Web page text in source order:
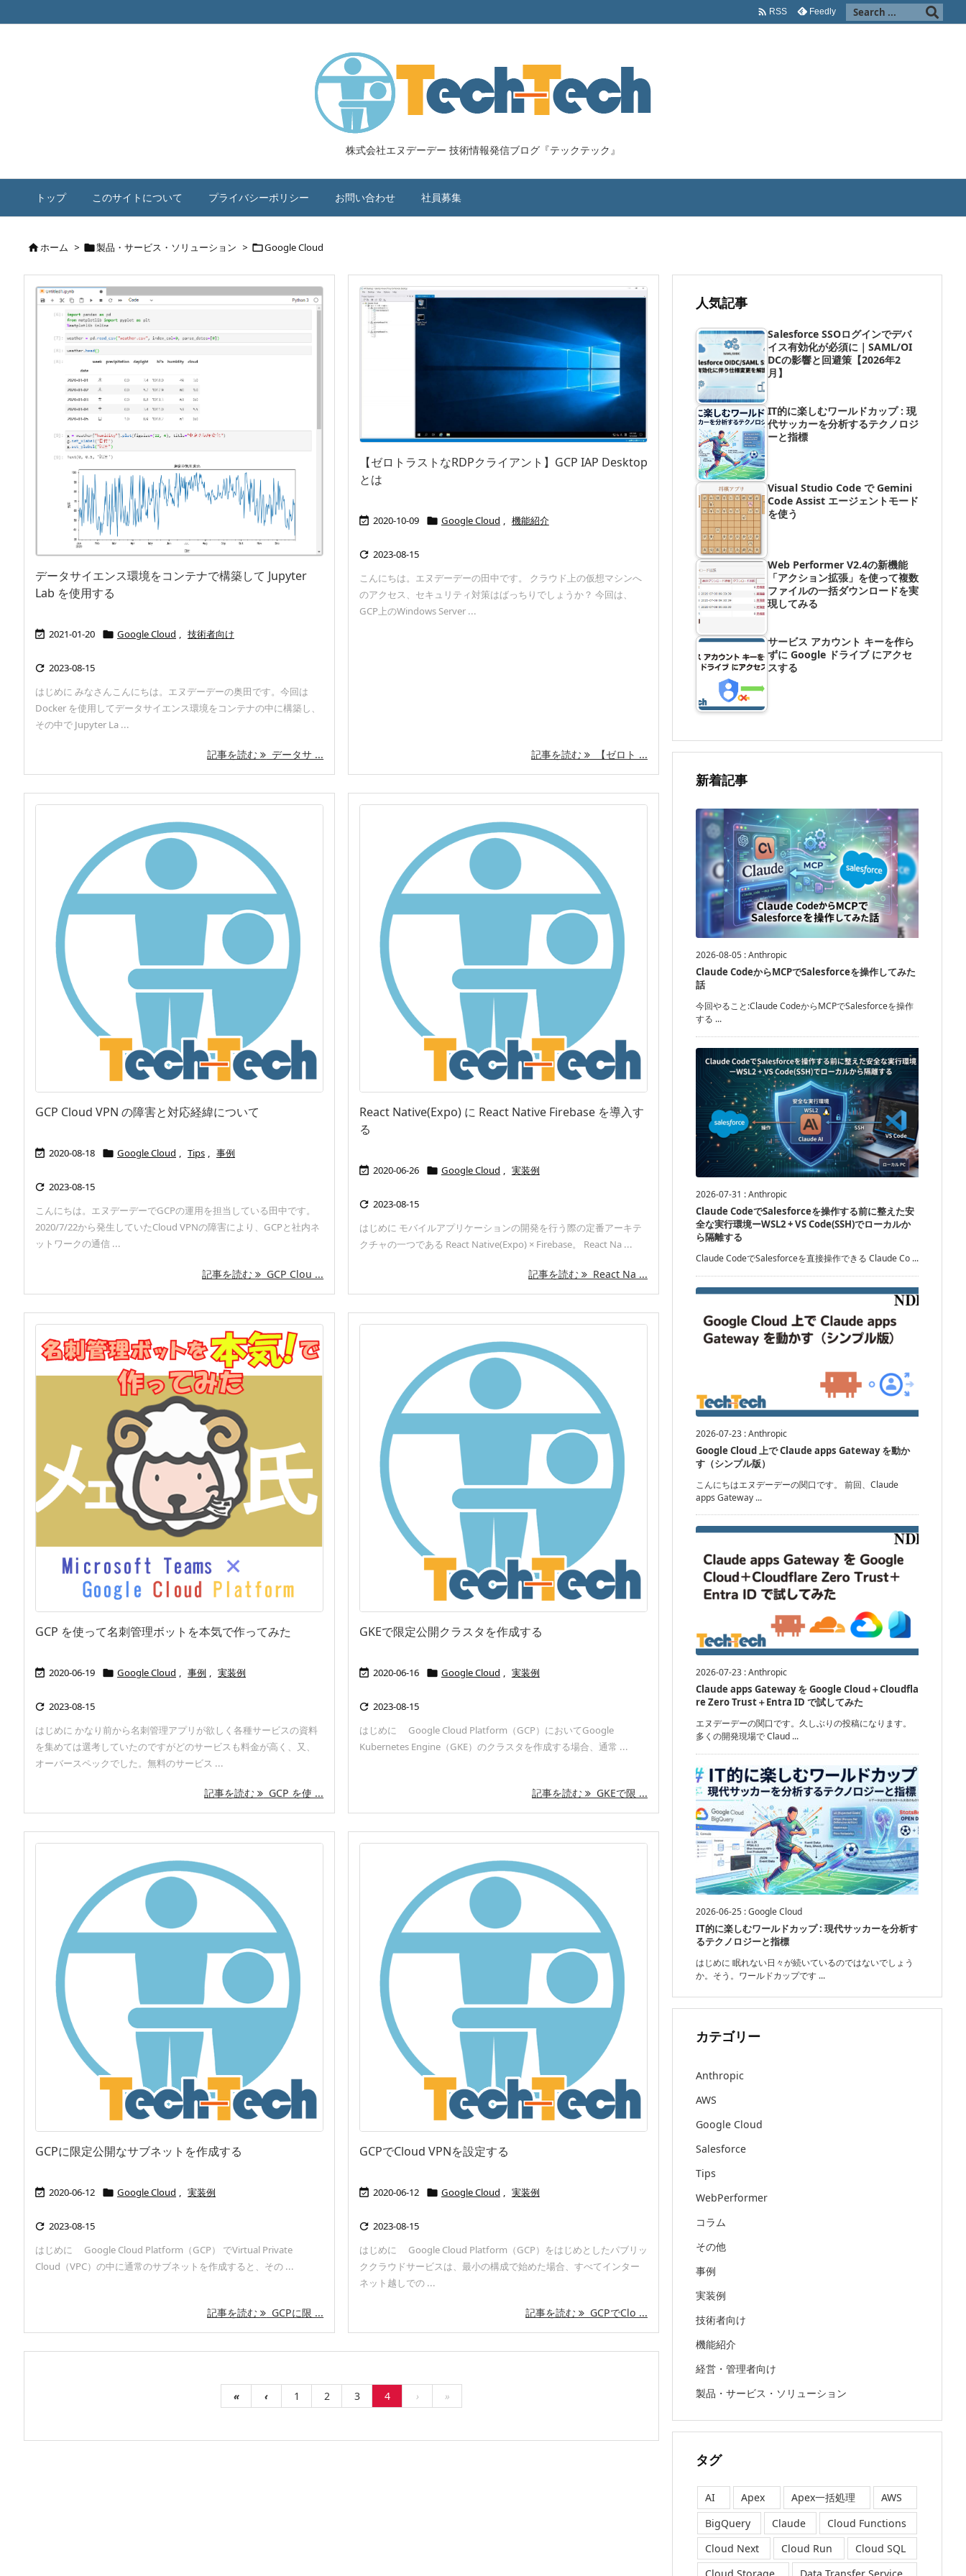
株式会社エヌデーデー 技術情報発信ブログ『テックテック』
トップ このサイトについて プライバシーポリシー お問い合わせ 社員募集
 RSS Feedly
ホーム > 製品・サービス・ソリューション > Google Cloud
データサイエンス環境をコンテナで構築して Jupyter
Lab を使用する
 2021-01-20  Google Cloud , 技術者向け
 2023-08-15
はじめに みなさんこんにちは。エヌデーデーの奥田です。今回は
Docker を使用してデータサイエンス環境をコンテナの中に構築し、
その中で Jupyter La ...
記事を読む データサ ...
【ゼロトラストなRDPクライアント】GCP IAP Desktop
とは
 2020-10-09  Google Cloud , 機能紹介
 2023-08-15
こんにちは。エヌデーデーの田中です。 クラウド上の仮想マシンへ
のアクセス、セキュリティ対策はばっちりでしょうか？ 今回は、
GCP上のWindows Server ...
記事を読む 【ゼロト ...
GCP Cloud VPN の障害と対応経緯について
 2020-08-18  Google Cloud , Tips , 事例
 2023-08-15
こんにちは。エヌデーデーでGCPの運用を担当している田中です。
2020/7/22から発生していたCloud VPNの障害により、GCPと社内ネ
ットワークの通信 ...
記事を読む GCP Clou ...
React Native(Expo) に React Native Firebase を導入す
る
 2020-06-26  Google Cloud , 実装例
 2023-08-15
はじめに モバイルアプリケーションの開発を行う際の定番アーキテ
クチャの一つである React Native(Expo) × Firebase。 React Na ...
記事を読む React Na ...
GCP を使って名刺管理ボットを本気で作ってみた
 2020-06-19  Google Cloud , 事例 , 実装例
 2023-08-15
はじめに かなり前から名刺管理アプリが欲しく各種サービスの資料
を集めては選考していたのですがどのサービスも料金が高く、又、
オーバースペックでした。無料のサービス ...
記事を読む GCP を使 ...
GKEで限定公開クラスタを作成する
 2020-06-16  Google Cloud , 実装例
 2023-08-15
はじめに Google Cloud Platform（GCP）においてGoogle
Kubernetes Engine（GKE）のクラスタを作成する場合、通常 ...
記事を読む GKEで限 ...
GCPに限定公開なサブネットを作成する
 2020-06-12  Google Cloud 実装例
 2023-08-15
はじめに Google Cloud Platform（GCP） でVirtual Private
Cloud（VPC）の中に通常のサブネットを作成すると、その ...
記事を読む GCPに限 ...
GCPでCloud VPNを設定する
 2020-06-12  Google Cloud 実装例
 2023-08-15
はじめに Google Cloud Platform（GCP）をはじめとしたパブリッ
ククラウドサービスは、最小の構成で始めた場合、すべてインター
ネット越しでの ...
記事を読む GCPでClo ...
« ‹ 1 2 3 4 › »
人気記事
Salesforce SSOログインでデバ
イス有効化が必須に｜SAML/OI
DCの影響と回避策【2026年2
月】
IT的に楽しむワールドカップ : 現
代サッカーを分析するテクノロジ
ーと指標
Visual Studio Code で Gemini
Code Assist エージェントモード
を使う
Web Performer V2.4の新機能
「アクション拡張」を使って複数
ファイルの一括ダウンロードを実
現してみる
サービス アカウント キーを作ら
ずに Google ドライブ にアクセ
スする
新着記事
2026-08-05 :Anthropic
Claude CodeからMCPでSalesforceを操作してみた
話
今回やること:Claude CodeからMCPでSalesforceを操作
する ...
2026-07-31 :Anthropic
Claude CodeでSalesforceを操作する前に整えた安
全な実行環境ーWSL2 + VS Code(SSH)でローカルか
ら隔離する
Claude CodeでSalesforceを直接操作できる Claude Co ...
2026-07-23 :Anthropic
Google Cloud 上で Claude apps Gateway を動か
す（シンプル版）
こんにちはエヌデーデーの関口です。 前回、Claude
apps Gateway ...
2026-07-23 :Anthropic
Claude apps Gateway を Google Cloud＋Cloudfla
re Zero Trust＋Entra ID で試してみた
エヌデーデーの関口です。久しぶりの投稿になります。
多くの開発現場で Claud ...
2026-06-25 :Google Cloud
IT的に楽しむワールドカップ : 現代サッカーを分析す
るテクノロジーと指標
はじめに 眠れない日々が続いているのではないでしょう
か。そう。ワールドカップです ...
カテゴリー
Anthropic
AWS
Google Cloud
Salesforce
Tips
WebPerformer
コラム
その他
事例
実装例
技術者向け
機能紹介
経営・管理者向け
製品・サービス・ソリューション
タグ
AI Apex Apex一括処理
AWS
BigQuery
Claude
Cloud Functions
Cloud Next
Cloud Run
Cloud SQL